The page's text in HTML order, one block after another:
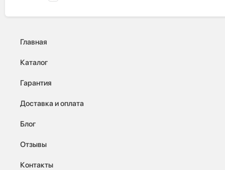
Главная
Каталог
Гарантия
Доставка и оплата
Блог
Отзывы
Контакты